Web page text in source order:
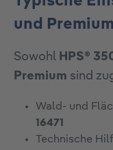
und
Sowohl HPS®
Premium sind
Wald- und
16471
Technische